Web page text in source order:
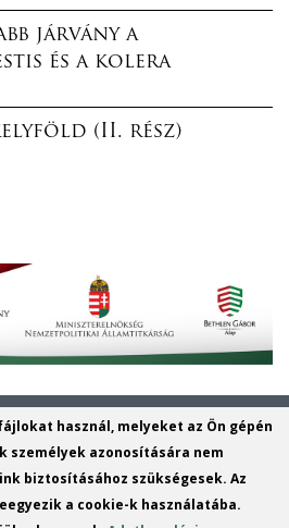
járvány a
és a kolera
(II. rész)
Nemzeti Levéltár Veszprém
Levéltára
8200 Veszprém, Török Ignác utca
használ, melyeket az Ön gépén
személyek azonosítására nem
biztosításához szükségesek. Az
a cookie-k használatába.